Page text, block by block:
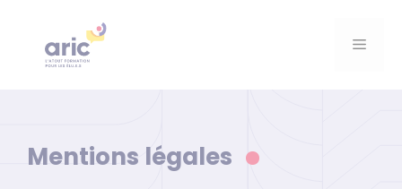
contenu
Menu
Mentions légales